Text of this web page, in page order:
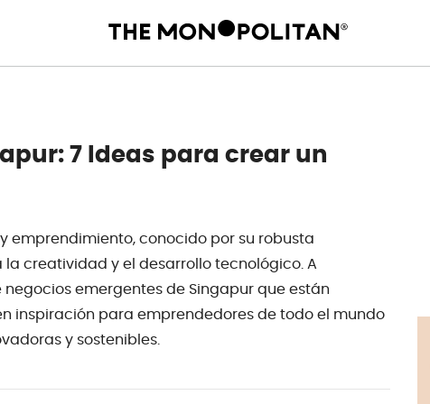
7 Ideas para crear un
emprendimiento, conocido por su robusta
creatividad y el desarrollo tecnológico. A
emergentes de Singapur que están
inspiración para emprendedores de todo el mundo
y sostenibles.